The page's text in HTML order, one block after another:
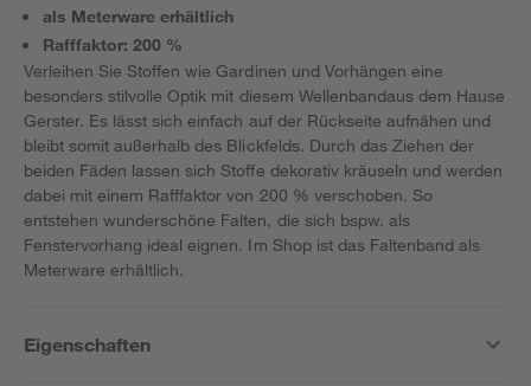
als Meterware erhältlich
Rafffaktor: 200 %
Verleihen Sie Stoffen wie Gardinen und Vorhängen eine
besonders stilvolle Optik mit diesem Wellenbandaus dem Hause
Gerster. Es lässt sich einfach auf der Rückseite aufnähen und
bleibt somit außerhalb des Blickfelds. Durch das Ziehen der
beiden Fäden lassen sich Stoffe dekorativ kräuseln und werden
dabei mit einem Rafffaktor von 200 % verschoben. So
entstehen wunderschöne Falten, die sich bspw. als
Fenstervorhang ideal eignen. Im Shop ist das Faltenband als
Meterware erhältlich.
Eigenschaften